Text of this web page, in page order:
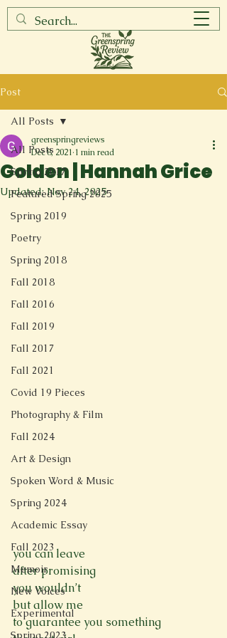
Post
All Posts
Spring 2017
Featured Spring 2025
Spring 2019
Poetry
Spring 2018
Fall 2018
Fall 2016
Fall 2019
Fall 2017
Fall 2021
Covid 19 Pieces
Photography & Film
Fall 2024
Art & Design
Spoken Word & Music
Spring 2024
Academic Essay
Fall 2023
Memoir
New Voices
Experimental
Spring 2023
All Posts
Golden | Hannah Grice
greenspringreviews
Dec 8, 2021 1 min read
Updated:Nov 24, 2025
you can leave
after promising
you wouldn’t
but allow me
to guarantee you something